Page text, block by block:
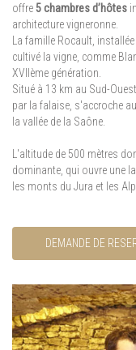
offre5 chambres d’hôtes
architecture vigneronne.
La famille Rocault,
cultivé la vigne, comme
XVIIème génération.
Situé à 13 km au Sud-
par la falaise, s'accroche
la vallée de la Saône.
L'altitude de 500 mètres
dominante, qui ouvre une
les monts du Jura et les
DEMANDE DE